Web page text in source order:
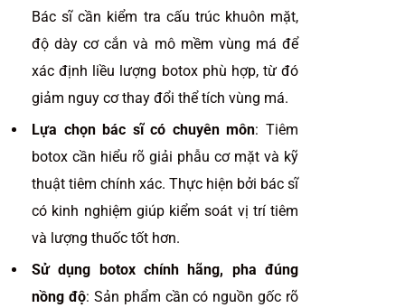
Bác sĩ cần kiểm tra cấu trúc khuôn mặt,
độ dày cơ cắn và mô mềm vùng má để
xác định liều lượng botox phù hợp, từ đó
giảm nguy cơ thay đổi thể tích vùng má.
Lựa chọn bác sĩ có chuyên môn: Tiêm
botox cần hiểu rõ giải phẫu cơ mặt và kỹ
thuật tiêm chính xác. Thực hiện bởi bác sĩ
có kinh nghiệm giúp kiểm soát vị trí tiêm
và lượng thuốc tốt hơn.
Sử dụng botox chính hãng, pha đúng
nồng độ: Sản phẩm cần có nguồn gốc rõ